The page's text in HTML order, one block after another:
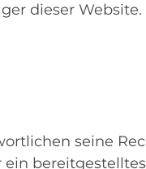
dieser Website.
seine